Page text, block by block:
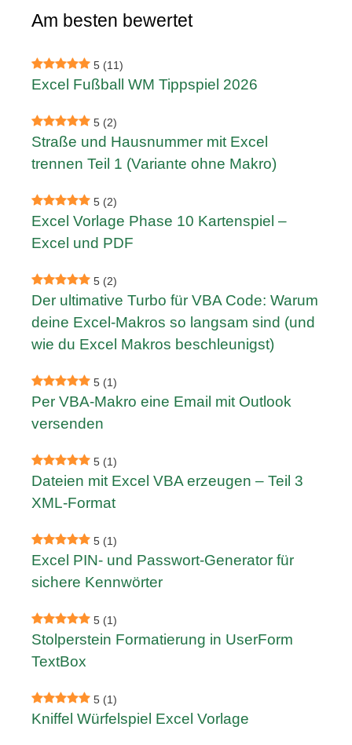
Am besten bewertet
5 (11)
Excel Fußball WM Tippspiel 2026
5 (2)
Straße und Hausnummer mit Excel
trennen Teil 1 (Variante ohne Makro)
5 (2)
Excel Vorlage Phase 10 Kartenspiel –
Excel und PDF
5 (2)
Der ultimative Turbo für VBA Code: Warum
deine Excel-Makros so langsam sind (und
wie du Excel Makros beschleunigst)
5 (1)
Per VBA-Makro eine Email mit Outlook
versenden
5 (1)
Dateien mit Excel VBA erzeugen – Teil 3
XML-Format
5 (1)
Excel PIN- und Passwort-Generator für
sichere Kennwörter
5 (1)
Stolperstein Formatierung in UserForm
TextBox
5 (1)
Kniffel Würfelspiel Excel Vorlage